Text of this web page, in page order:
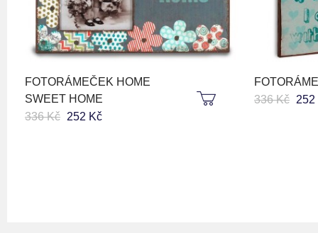
FOTORÁMEČEK HOME
SWEET HOME
336 Kč 252 Kč
336 Kč 252